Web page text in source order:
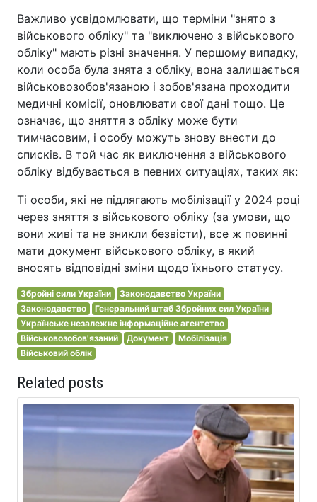
Важливо усвідомлювати, що терміни "знято з
військового обліку" та "виключено з військового
обліку" мають різні значення. У першому випадку,
коли особа була знята з обліку, вона залишається
військовозобов'язаною і зобов'язана проходити
медичні комісії, оновлювати свої дані тощо. Це
означає, що зняття з обліку може бути
тимчасовим, і особу можуть знову внести до
списків. В той час як виключення з військового
обліку відбувається в певних ситуаціях, таких як:
Ті особи, які не підлягають мобілізації у 2024 році
через зняття з військового обліку (за умови, що
вони живі та не зникли безвісти), все ж повинні
мати документ військового обліку, в який
вносять відповідні зміни щодо їхнього статусу.
Збройні сили України
Законодавство України
Законодавство
Генеральний штаб Збройних сил України
Українське незалежне інформаційне агентство
Військовозобов'язаний
Документ
Мобілізація
Військовий облік
Related posts